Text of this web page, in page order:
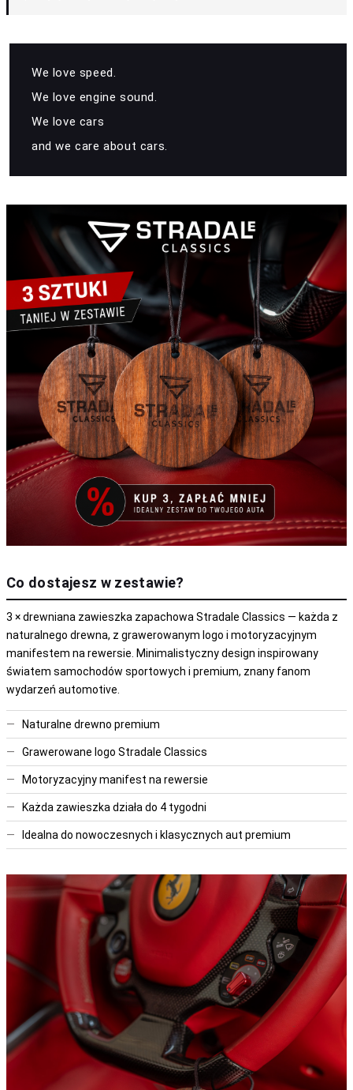
We love speed.
We love engine sound.
We love cars
and we care about cars.
Co dostajesz w zestawie?
3 × drewniana zawieszka zapachowa Stradale Classics — każda z
naturalnego drewna, z grawerowanym logo i motoryzacyjnym
manifestem na rewersie. Minimalistyczny design inspirowany
światem samochodów sportowych i premium, znany fanom
wydarzeń automotive.
— Naturalne drewno premium
— Grawerowane logo Stradale Classics
— Motoryzacyjny manifest na rewersie
— Każda zawieszka działa do 4 tygodni
— Idealna do nowoczesnych i klasycznych aut premium